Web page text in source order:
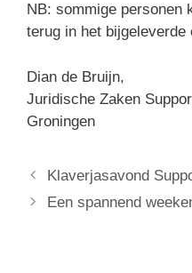
NB: sommige personen
terug in het bijgeleverde
Dian de Bruijn,
Juridische Zaken
Groningen
Klaverjasavond
Een spannend